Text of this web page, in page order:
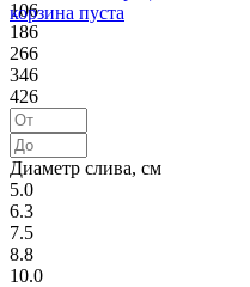
корзина пуста
106
186
266
346
426
Диаметр слива, см
5.0
6.3
7.5
8.8
10.0